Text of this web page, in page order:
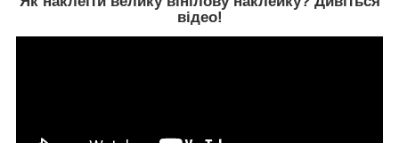
відео!